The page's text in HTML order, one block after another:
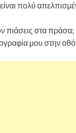
πολύ
πιάσεις στα
μου στην